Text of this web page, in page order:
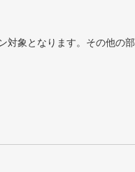
対象となります。その他の部